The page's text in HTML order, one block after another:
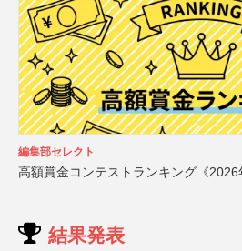
編集部セレクト
高額賞金コンテストランキング《2026
結果発表